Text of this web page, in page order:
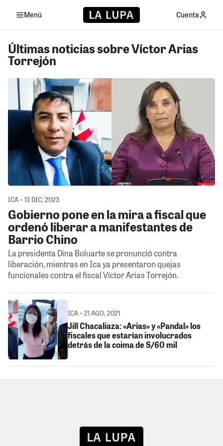
Menú Cuenta
Últimas noticias sobre Víctor Arias
Torrejón
ICA • 13 DIC, 2023
Gobierno pone en la mira a fiscal que
ordenó liberar a manifestantes de
Barrio Chino
La presidenta Dina Boluarte se pronunció contra
liberación, mientras en Ica ya presentaron quejas
funcionales contra el fiscal Víctor Arias Torrejón.
ICA • 21 AGO, 2021
Jill Chacaliaza: «Arias» y «Pandal» los
fiscales que estarían involucrados
detrás de la coima de S/60 mil